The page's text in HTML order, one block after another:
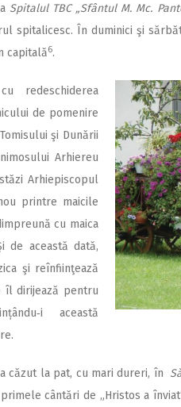
Spitalul TBC „Sfântul M. Mc.
spitalicesc. În duminici şi
capitală6.
redeschiderea
de pomenire
şi Dunării
Arhiereu
Arhiepiscopul
printre maicile
cu maica
de această dată,
şi reînfiinţează
îl dirijează pentru
această
căzut la pat, cu mari dureri, în
cântări de „Hristos a